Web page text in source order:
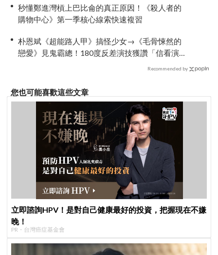
秒懂鄭進灣槓上巴比侖的真正原因！《殺人者的
購物中心》第一季核心線索快速複習
朴恩斌《超能路人甲》搞怪少女→《毛骨悚然的
戀愛》見鬼霸總！180度反差演技獲讚「信看演
Recommended by
您也可能喜歡這些文章
立即諮詢HPV！是對自己健康最好的投資，把握現在不嫌
晚！
PR・台灣癌症基金會